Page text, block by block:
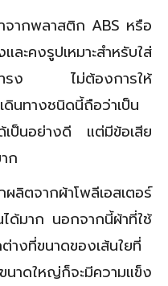
จากพลาสติก ABS หรือ
ะคงรูปเหมาะสำหรับใส่
ปทรง ไม่ต้องการให้
ดินทางชนิดนี้ถือว่าเป็น
เป็นอย่างดี แต่มีข้อเสีย
ก
ลิตจากผ้าโพลีเอสเตอร์
ด้มาก นอกจากนี้ผ้าที่ใช้
างที่ขนาดของเส้นใยที่
าดใหญ่ก็จะมีความแข็ง